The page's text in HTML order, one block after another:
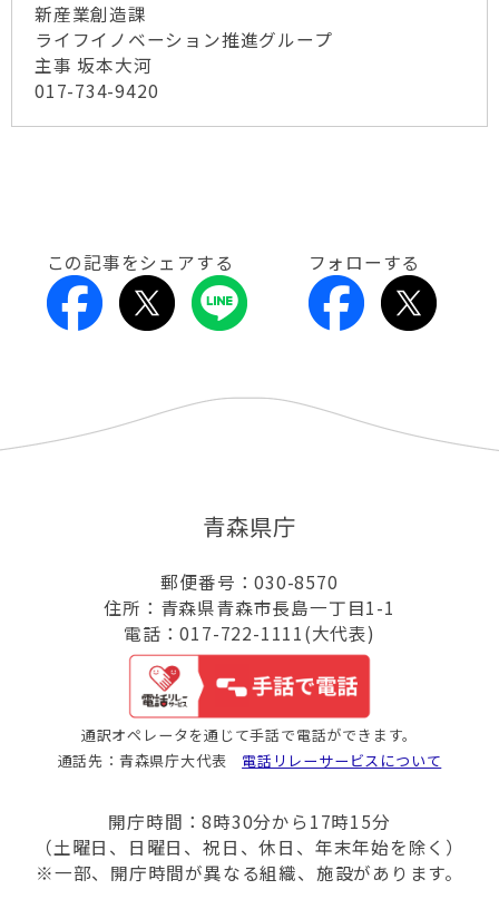
新産業創造課
ライフイノベーション推進グループ
主事 坂本大河
017-734-9420
この記事をシェアする フォローする
青森県庁
郵便番号：030-8570
住所：青森県青森市長島一丁目1-1
電話：017-722-1111(大代表)
通訳オペレータを通じて手話で電話ができます。
通話先：青森県庁大代表 電話リレーサービスについて
開庁時間：8時30分から17時15分
（土曜日、日曜日、祝日、休日、年末年始を除く）
※一部、開庁時間が異なる組織、施設があります。